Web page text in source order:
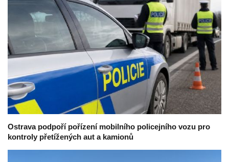
Ostrava podpoří pořízení mobilního policejního vozu pro
kontroly přetížených aut a kamionů